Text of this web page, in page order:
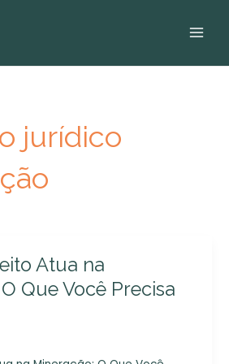
jurídico
Atua na
Que Você Precisa